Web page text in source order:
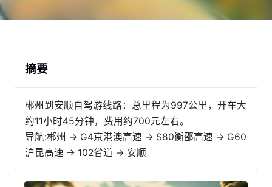
摘要
郴州到安顺自驾游线路：总里程为997公里，开车大
约11小时45分钟，费用约700元左右。
导航:郴州 → G4京港澳高速 → S80衡邵高速 → G60
沪昆高速 → 102省道 → 安顺